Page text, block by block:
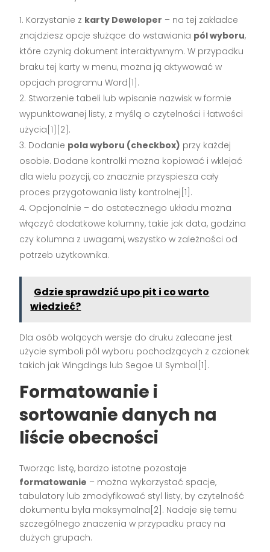
Korzystanie z karty Deweloper – na tej zakładce
znajdziesz opcje służące do wstawiania pól wyboru,
które czynią dokument interaktywnym. W przypadku
braku tej karty w menu, można ją aktywować w
opcjach programu Word[1].
Stworzenie tabeli lub wpisanie nazwisk w formie
wypunktowanej listy, z myślą o czytelności i łatwości
użycia[1][2].
Dodanie pola wyboru (checkbox) przy każdej
osobie. Dodane kontrolki można kopiować i wklejać
dla wielu pozycji, co znacznie przyspiesza cały
proces przygotowania listy kontrolnej[1].
Opcjonalnie – do ostatecznego układu można
włączyć dodatkowe kolumny, takie jak data, godzina
czy kolumna z uwagami, wszystko w zależności od
potrzeb użytkownika.
Gdzie sprawdzić upo pit i co warto
wiedzieć?
Dla osób wolących wersje do druku zalecane jest
użycie symboli pól wyboru pochodzących z czcionek
takich jak Wingdings lub Segoe UI Symbol[1].
Formatowanie i
sortowanie danych na
liście obecności
Tworząc listę, bardzo istotne pozostaje
formatowanie – można wykorzystać spacje,
tabulatory lub zmodyfikować styl listy, by czytelność
dokumentu była maksymalna[2]. Nadaje się temu
szczególnego znaczenia w przypadku pracy na
dużych grupach.